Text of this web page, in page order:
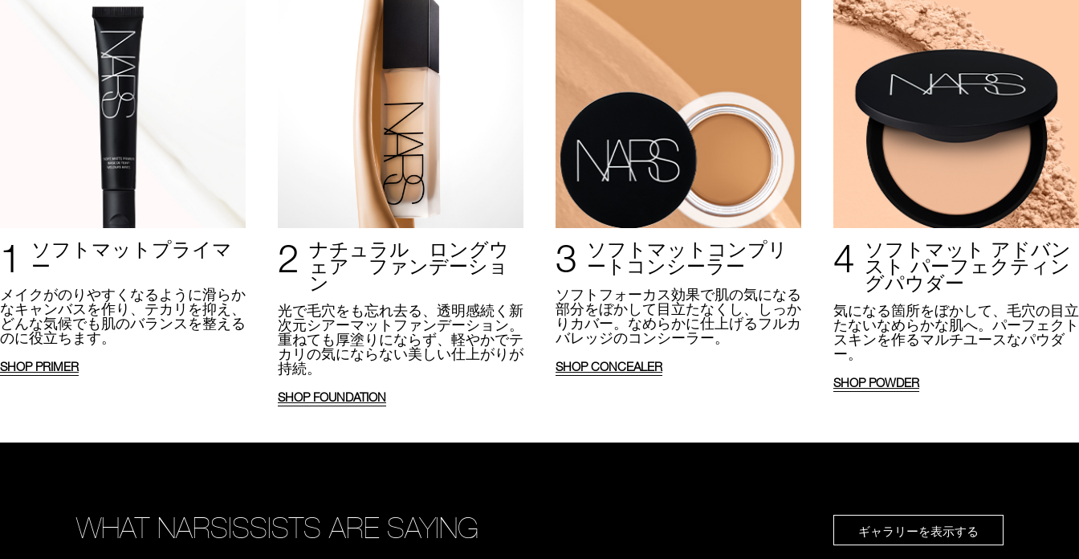
1 ソフトマットプライマ
ー
メイクがのりやすくなるように滑らか
なキャンバスを作り、テカリを抑え、
どんな気候でも肌のバランスを整える
のに役立ちます。
SHOP PRIMER
2 ナチュラル ロングウ
ェア ファンデーショ
ン
光で毛穴をも忘れ去る、透明感続く新
次元シアーマットファンデーション。
重ねても厚塗りにならず、軽やかでテ
カリの気にならない美しい仕上がりが
持続。
SHOP FOUNDATION
3 ソフトマットコンプリ
ートコンシーラー
ソフトフォーカス効果で肌の気になる
部分をぼかして目立たなくし、しっか
りカバー。 なめらかに仕上げるフルカ
バレッジのコンシーラー。
SHOP CONCEALER
4 ソフトマット アドバン
スト パーフェクティン
グパウダー
気になる箇所をぼかして、 毛穴の目立
たないなめらかな肌へ。 パーフェクト
スキンを作るマルチユースなパウダ
ー。
SHOP POWDER
WHAT NARSISSISTS ARE SAYING ギャラリーを表示する